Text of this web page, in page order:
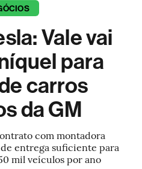
Vale vai
para
carros
da GM
com montadora
entrega suficiente para
mil veículos por ano